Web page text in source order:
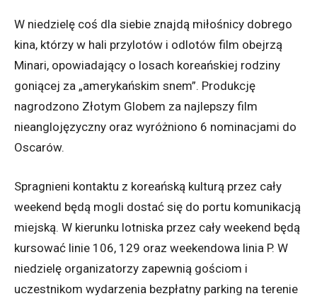
W niedzielę coś dla siebie znajdą miłośnicy dobrego
kina, którzy w hali przylotów i odlotów film obejrzą
Minari, opowiadający o losach koreańskiej rodziny
goniącej za „amerykańskim snem”. Produkcję
nagrodzono Złotym Globem za najlepszy film
nieanglojęzyczny oraz wyróżniono 6 nominacjami do
Oscarów.
Spragnieni kontaktu z koreańską kulturą przez cały
weekend będą mogli dostać się do portu komunikacją
miejską. W kierunku lotniska przez cały weekend będą
kursować linie 106, 129 oraz weekendowa linia P. W
niedzielę organizatorzy zapewnią gościom i
uczestnikom wydarzenia bezpłatny parking na terenie